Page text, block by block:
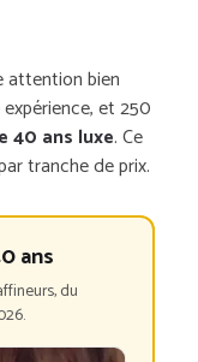
attention bien
et 250
40 ans luxe. Ce
tranche de prix.
ans
du